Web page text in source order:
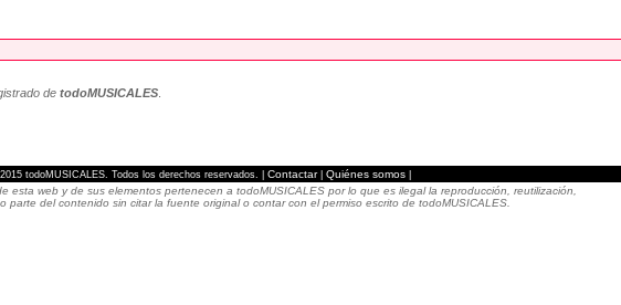
detodoMUSICALES.
todoMUSICALES. Todos los derechos reservados. | Contactar| Quiénes somos|
esta web y de sus elementos pertenecen a todoMUSICALES por lo que es ilegal la reproducción, reutilización,
parte del contenido sin citar la fuente original o contar con el permiso escrito de todoMUSICALES.